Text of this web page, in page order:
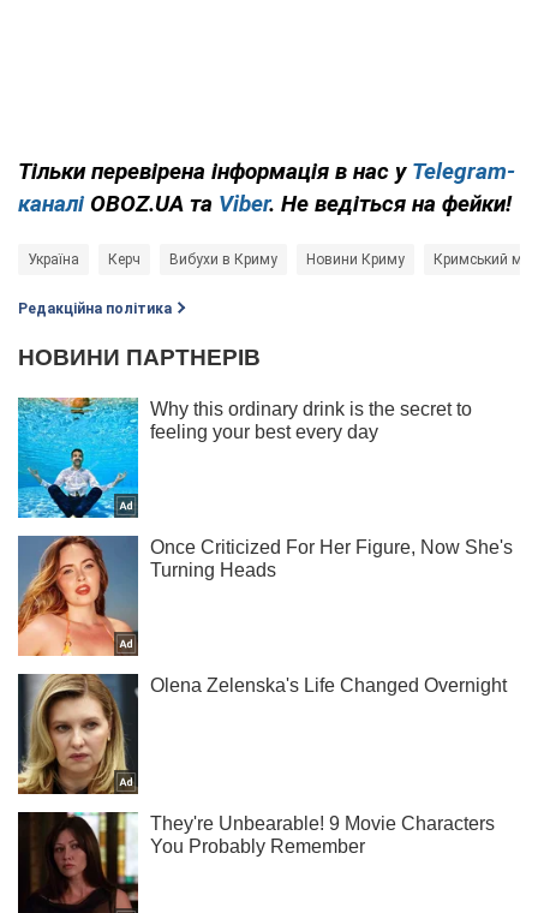
Тільки перевірена інформація в нас у Telegram-
каналі OBOZ.UA та Viber. Не ведіться на фейки!
Україна Керч Вибухи в Криму Новини Криму Кримський міст
Редакційна політика